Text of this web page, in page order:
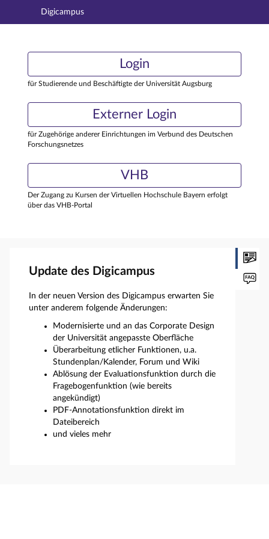
Hauptnavigation
Externer Login
Digicampus
Login
für Studierende und Beschäftigte der Universität Augsburg
Externer Login
für Zugehörige anderer Einrichtungen im Verbund des Deutschen
Forschungsnetzes
VHB
Der Zugang zu Kursen der Virtuellen Hochschule Bayern erfolgt
über das VHB-Portal
Update des Digicampus
In der neuen Version des Digicampus erwarten Sie
unter anderem folgende Änderungen:
Modernisierte und an das Corporate Design
der Universität angepasste Oberfläche
Überarbeitung etlicher Funktionen, u.a.
Stundenplan/Kalender, Forum und Wiki
Ablösung der Evaluationsfunktion durch die
Fragebogenfunktion (wie bereits
angekündigt)
PDF-Annotationsfunktion direkt im
Dateibereich
und vieles mehr